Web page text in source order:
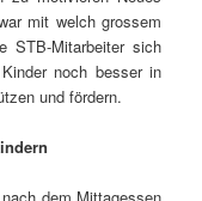
mit welch grossem
STB-Mitarbeiter sich
noch besser in
und fördern.